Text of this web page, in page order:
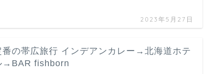
2023年5月27日
番の帯広旅行 インデアンカレー→北海道ホテ
→BAR fishborn